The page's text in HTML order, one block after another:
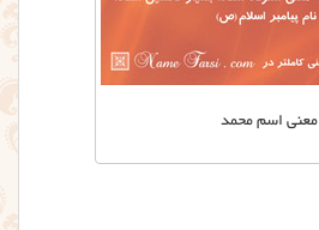
معنی اسم محمد